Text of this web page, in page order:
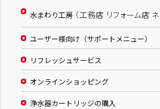
水まわり工房 （工務店 リフォーム店 ネ
ユーザー様向け（サポートメニュー）
リフレッシュサービス
オンラインショッピング
浄水器カートリッジの購入